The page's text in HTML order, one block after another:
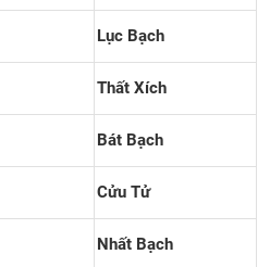
Lục Bạch
Thất Xích
Bát Bạch
Cửu Tử
Nhất Bạch